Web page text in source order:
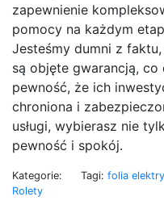
zapewnienie
pomocy na każdym
Jesteśmy dumni z
są objęte gwarancją, co
pewność, że ich
chroniona i
usługi, wybierasz nie
pewność i spokój.
Kategorie:
Rolety
Tagi: folia